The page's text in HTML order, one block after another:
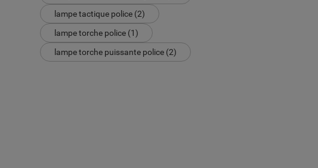
lampe tactique police (2)
lampe torche police (1)
lampe torche puissante police (2)